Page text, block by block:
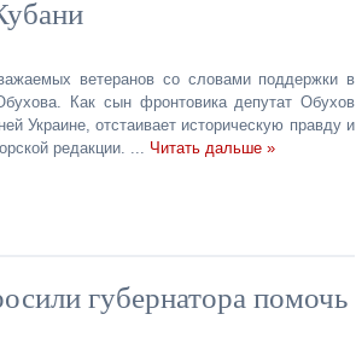
ветеранов со словами поддержки в
Как сын фронтовика депутат Обухов
Украине, отстаивает историческую правду и
редакции. ... Читать дальше »
губернатора помочь